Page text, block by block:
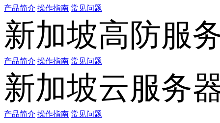
产品简介 操作指南 常见问题
新加坡高防服
产品简介 操作指南 常见问题
新加坡云服务
产品简介 操作指南 常见问题